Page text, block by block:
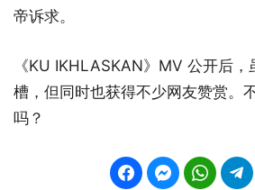
帝诉求。
《KU IKHLASKAN》MV 公开后
槽，但同时也获得不少网友赞赏。
吗？